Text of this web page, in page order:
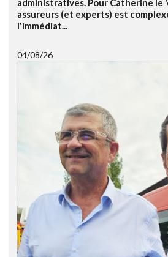
administratives. Pour Catherine le
assureurs (et experts) est
l'immédiat...
04/08/26